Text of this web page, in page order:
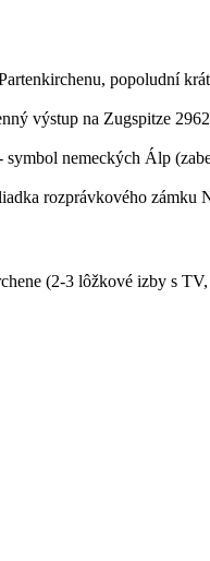
popoludní
výstup na Zugspitze
nemeckých Álp
rozprávkového
(2-3 lôžkové izby s